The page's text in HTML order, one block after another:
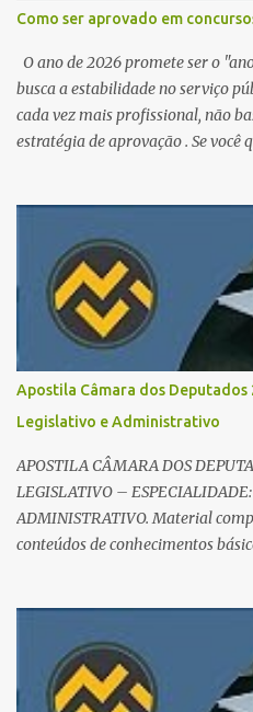
Como ser aprovado em
O ano de 2026 promete ser o
busca a estabilidade no serviço
cada vez mais profissional, não
estratégia de aprovação . Se você
Edital Verticalizado Não comece
de ouro é criar um edital
marque seu progresso (Teoria /
você perca tempo com
bata todo o conteúdo
sucesso: Cronograma de estudos
para foco total; Foco em
Direito Administrativo). 🔄 2.
Apostila Câmara dos Deputados
Legislativo e Administrativo
APOSTILA CÂMARA DOS
LEGISLATIVO –
ADMINISTRATIVO. Material
conteúdos de conhecimentos
realidade, e o cargo de Analista
Gestão) se destaca como uma
Com exigência de nível superior
oferece 35 vagas imediatas e